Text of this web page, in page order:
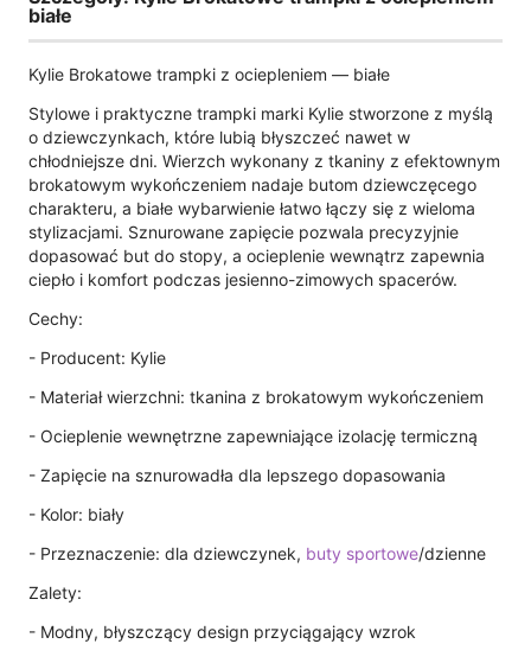
białe
Kylie Brokatowe trampki z ociepleniem — białe
Stylowe i praktyczne trampki marki Kylie stworzone z myślą
o dziewczynkach, które lubią błyszczeć nawet w
chłodniejsze dni. Wierzch wykonany z tkaniny z efektownym
brokatowym wykończeniem nadaje butom dziewczęcego
charakteru, a białe wybarwienie łatwo łączy się z wieloma
stylizacjami. Sznurowane zapięcie pozwala precyzyjnie
dopasować but do stopy, a ocieplenie wewnątrz zapewnia
ciepło i komfort podczas jesienno-zimowych spacerów.
Cechy:
- Producent: Kylie
- Materiał wierzchni: tkanina z brokatowym wykończeniem
- Ocieplenie wewnętrzne zapewniające izolację termiczną
- Zapięcie na sznurowadła dla lepszego dopasowania
- Kolor: biały
- Przeznaczenie: dla dziewczynek, buty sportowe/dzienne
Zalety:
- Modny, błyszczący design przyciągający wzrok